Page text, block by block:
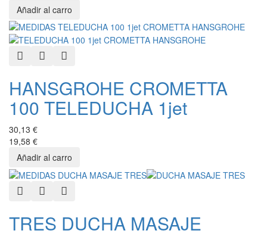
Quick ViewAdd to Wishlist
HANSGROHE CROMETTA
100 TELEDUCHA 1jet
30,13 €
19,58 €
Quick ViewAdd to Wishlist
TRES DUCHA MASAJE